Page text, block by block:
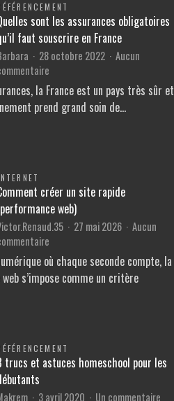
sont les assurances obligatoires
faut souscrire en France
28 octobre 2022
Aucun
Quelles
sont
les
souscrire
en
France
la France est un pays très sûr et
prend grand soin de…
créer un site rapide
web)
27 mai 2026
Aucun
Comment
créer
un
web)
où chaque seconde compte, la
s’impose comme un critère
trucs et astuces homeschool pour les
3 avril 2020 Un commentaire